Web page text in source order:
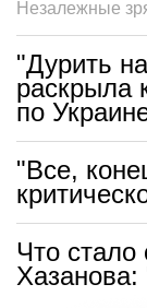
Незалежные
"Дурить
раскрыла
по
"Все,
Что стало